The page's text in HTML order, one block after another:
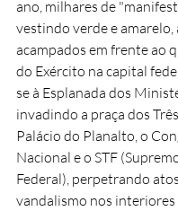
ano, milhares de
vestindo verde e amarelo,
acampados em frente ao
do Exército na capital
se à Esplanada dos
invadindo a praça dos
Palácio do Planalto, o
Nacional e o STF
Federal), perpetrando
vandalismo nos interiores